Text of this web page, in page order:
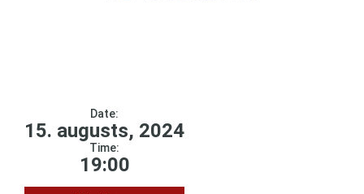
Date:
15. augusts, 2024
Time:
19:00